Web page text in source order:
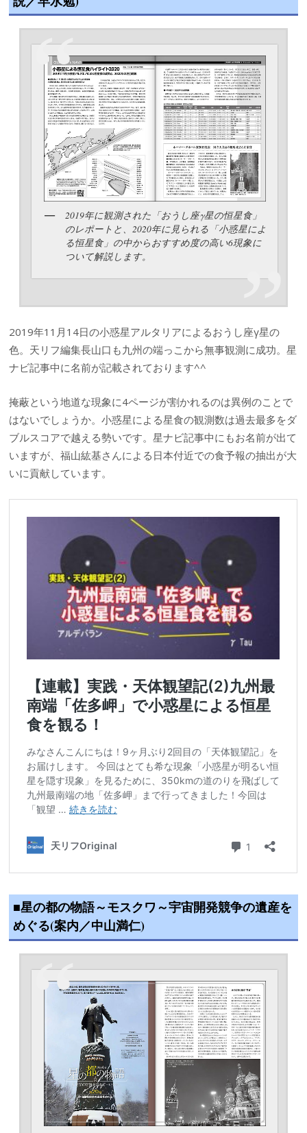
2019年に観測された「おうし座γ星の恒星食」
のレポートと、2020年に見られる「小惑星によ
る恒星食」の中からおすすめ度の高い6現象に
ついて解説します。
2019年11月14日の小惑星アルタリアによるおうし座γ星の
色。天リフ編集長山口も九州の端っこから無事観測に成功。星
ナビ記事中に名前が記載されております^^
掩蔽という地道な現象に4ページが割かれるのは異例のことで
はないでしょうか。小惑星による星食の観測数は過去最多をダ
ブルスコアで越える勢いです。星ナビ記事中にもお名前が出て
いますが、福山紘基さんによる日本付近での食予報の抽出が大
いに貢献しています。
■星の都の物語～モスクワ～宇宙開発競争の遺産を
めぐる(案内／中山満仁)